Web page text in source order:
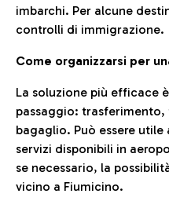
imbarchi. Per alcune
controlli di immigrazione.
Come organizzarsi per
La soluzione più efficace
passaggio:
bagaglio. Può essere
servizi disponibili in
se necessario, la
vicino a Fiumicino.